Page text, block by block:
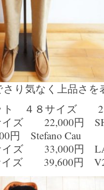
り気なく上品さを
ト ４８サイズ
ズ 22,000円
Stefano Cau
ズ 33,000円
イズ 39,600円